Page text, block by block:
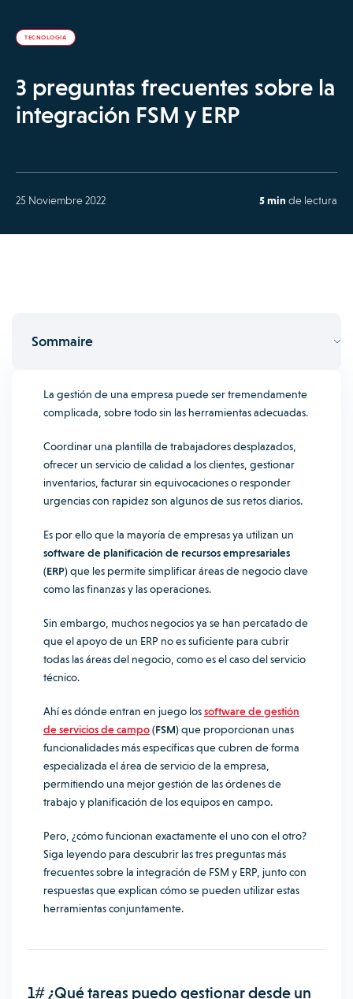
TECNOLOGÍA
3 preguntas frecuentes sobre la
integración FSM y ERP
25 Noviembre 2022 5 min de lectura
Sommaire
La gestión de una empresa puede ser tremendamente
complicada, sobre todo sin las herramientas adecuadas.
Coordinar una plantilla de trabajadores desplazados,
ofrecer un servicio de calidad a los clientes, gestionar
inventarios, facturar sin equivocaciones o responder
urgencias con rapidez son algunos de sus retos diarios.
Es por ello que la mayoría de empresas ya utilizan un
software de planificación de recursos empresariales
(ERP)que les permite simplificar áreas de negocio clave
como las finanzas y las operaciones.
Sin embargo, muchos negocios ya se han percatado de
que el apoyo de un ERP no es suficiente para cubrir
todas las áreas del negocio, como es el caso del servicio
técnico.
Ahí es dónde entran en juego lossoftware de gestión
de servicios de campo(FSM)que proporcionan unas
funcionalidades más específicas que cubren de forma
especializada el área de servicio de la empresa,
permitiendo una mejor gestión de las órdenes de
trabajo y planificación de los equipos en campo.
Pero, ¿cómo funcionan exactamente el uno con el otro?
Siga leyendo para descubrir las tres preguntas más
frecuentes sobre la integración de FSM y ERP, junto con
respuestas que explican cómo se pueden utilizar estas
herramientas conjuntamente.
1# ¿Qué tareas puedo gestionar desde un